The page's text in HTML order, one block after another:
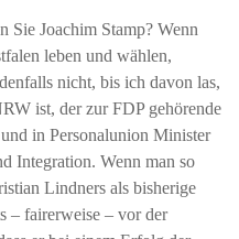
Joachim Stamp? Wenn
leben und wählen,
nicht, bis ich davon las,
ist, der zur FDP gehörende
in Personalunion Minister
Integration. Wenn man so
Lindners als bisherige
– fairerweise – vor der